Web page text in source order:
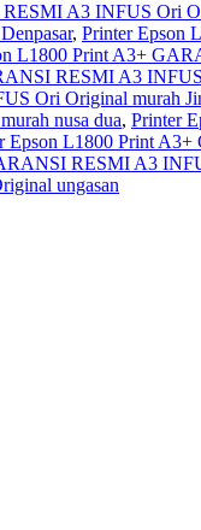
A3 INFUS Ori
, Printer Epson
L1800 Print A3+
RESMI A3
Ori Original murah
nusa dua, Printer
Epson L1800 Print
RESMI A3
ungasan